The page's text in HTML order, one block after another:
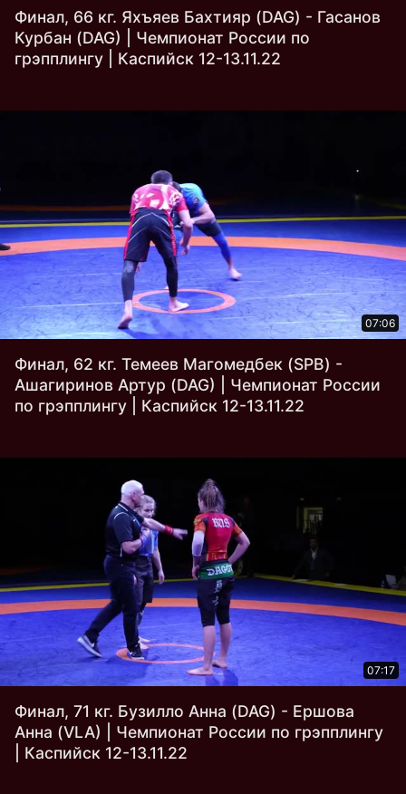
Финал, 66 кг. Яхъяев Бахтияр (DAG) - Гасанов
Курбан (DAG) | Чемпионат России по
грэпплингу | Каспийск 12-13.11.22
07:06
Финал, 62 кг. Темеев Магомедбек (SPB) -
Ашагиринов Артур (DAG) | Чемпионат России
по грэпплингу | Каспийск 12-13.11.22
07:17
Финал, 71 кг. Бузилло Анна (DAG) - Ершова
Анна (VLA) | Чемпионат России по грэпплингу
| Каспийск 12-13.11.22